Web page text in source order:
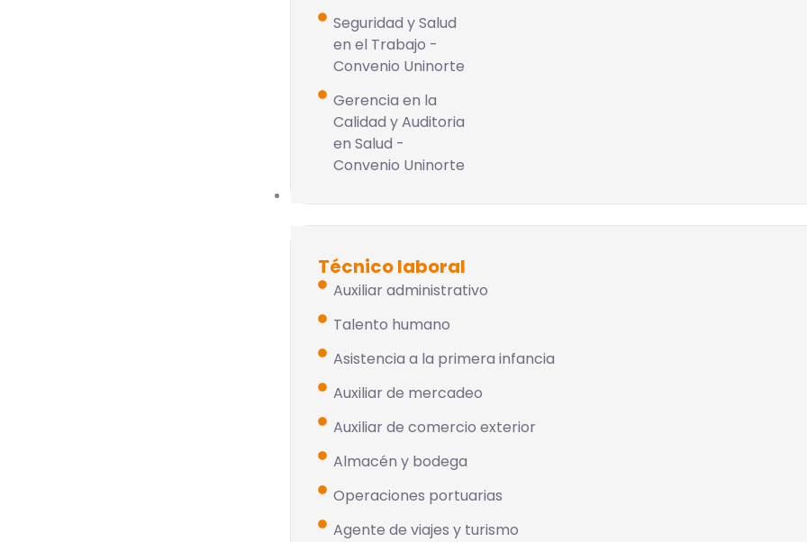
Seguridad y Salud
en el Trabajo -
Convenio Uninorte
Gerencia en la
Calidad y Auditoria
en Salud -
Convenio Uninorte
Técnico laboral
Auxiliar administrativo
Talento humano
Asistencia a la primera infancia
Auxiliar de mercadeo
Auxiliar de comercio exterior
Almacén y bodega
Operaciones portuarias
Agente de viajes y turismo